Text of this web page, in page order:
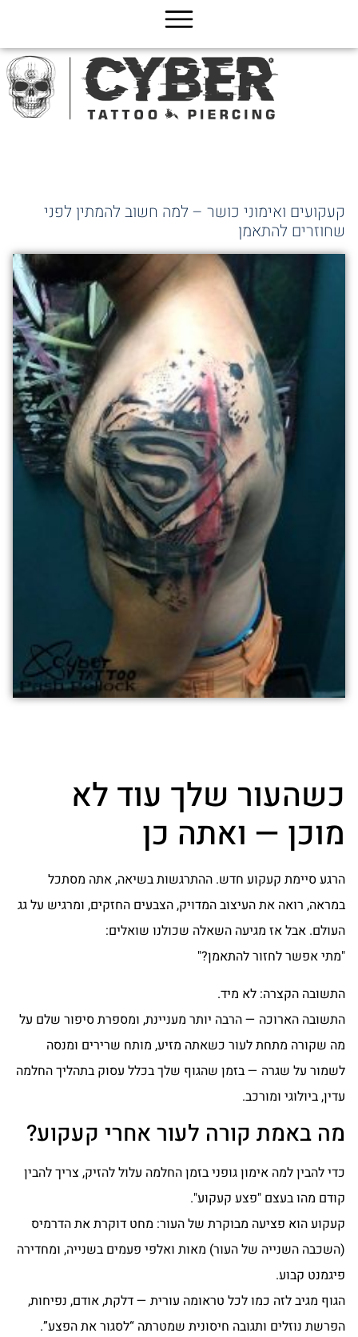
קעקועים ואימוני כושר – למה חשוב להמתין לפני
שחוזרים להתאמן
כשהעור שלך עוד לא
מוכן — ואתה כן
הרגע סיימת קעקוע חדש. ההתרגשות בשיאה, אתה מסתכל
במראה, רואה את העיצוב המדויק, הצבעים החזקים, ומרגיש על גג
העולם. אבל אז מגיעה השאלה שכולנו שואלים:
"מתי אפשר לחזור להתאמן?"
התשובה הקצרה: לא מיד.
התשובה הארוכה — הרבה יותר מעניינת, ומספרת סיפור שלם על
מה שקורה מתחת לעור כשאתה מזיע, מותח שרירים ומנסה
לשמור על שגרה — בזמן שהגוף שלך בכלל עסוק בתהליך החלמה
עדין, ביולוגי ומורכב.
מה באמת קורה לעור אחרי קעקוע?
כדי להבין למה אימון גופני בזמן החלמה עלול להזיק, צריך להבין
קודם מהו בעצם "פצע קעקוע".
קעקוע הוא פציעה מבוקרת של העור: מחט דוקרת את הדרמיס
(השכבה השנייה של העור) מאות ואלפי פעמים בשנייה, ומחדירה
פיגמנט קבוע.
הגוף מגיב לזה כמו לכל טראומה עורית — דלקת, אודם, נפיחות,
הפרשת נוזלים ותגובה חיסונית שמטרתה “לסגור את הפצע”.